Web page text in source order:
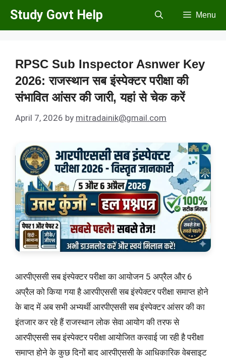
Skip
Study Govt Help Menu
RPSC Sub Inspector Asnwer Key
2026: राजस्थान सब इंस्पेक्टर परीक्षा की
संभावित आंसर की जारी, यहां से चेक करें
April 7, 2026 by mitradainik@gmail.com
आरपीएससी सब इंस्पेक्टर परीक्षा का आयोजन 5 अप्रैल और 6
अप्रैल को किया गया है आरपीएससी सब इंस्पेक्टर परीक्षा समाप्त होने
के बाद में अब सभी अभ्यर्थी आरपीएससी सब इंस्पेक्टर आंसर की का
इंतजार कर रहे हैं राजस्थान लोक सेवा आयोग की तरफ से
आरपीएससी सब इंस्पेक्टर परीक्षा आयोजित करवाई जा रही है परीक्षा
समाप्त होने के कुछ दिनों बाद आरपीएससी के आधिकारिक वेबसाइट